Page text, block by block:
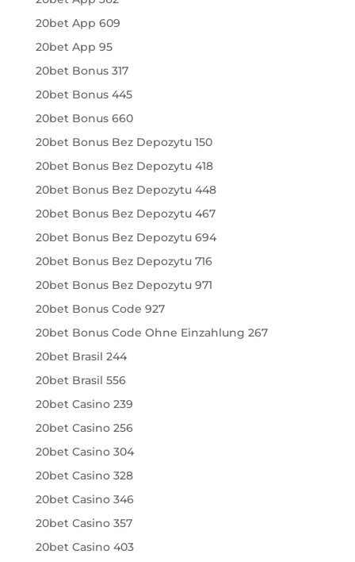
20bet App 609
20bet App 95
20bet Bonus 317
20bet Bonus 445
20bet Bonus 660
20bet Bonus Bez Depozytu 150
20bet Bonus Bez Depozytu 418
20bet Bonus Bez Depozytu 448
20bet Bonus Bez Depozytu 467
20bet Bonus Bez Depozytu 694
20bet Bonus Bez Depozytu 716
20bet Bonus Bez Depozytu 971
20bet Bonus Code 927
20bet Bonus Code Ohne Einzahlung 267
20bet Brasil 244
20bet Brasil 556
20bet Casino 239
20bet Casino 256
20bet Casino 304
20bet Casino 328
20bet Casino 346
20bet Casino 357
20bet Casino 403